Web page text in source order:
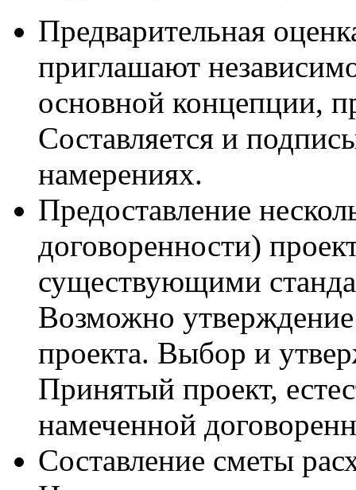
Предварительная
приглашают
основной концепции,
Составляется и
намерениях.
Предоставление
договоренности)
существующими
Возможно утверждение
проекта. Выбор и
Принятый проект,
намеченной
Составление сметы